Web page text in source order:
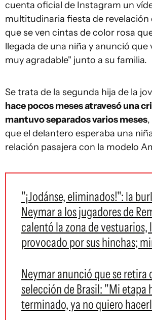
cuenta oficial de Instagram un
multitudinaria fiesta de revelación
que se ven cintas de color rosa
llegada de una niña y anunció que
muy agradable" junto a su familia.
Se trata de la segunda hija de la
hace pocos meses atravesó una
mantuvo separados varios meses
que el delantero esperaba una
relación pasajera con la modelo
"¡Jodánse, eliminados!": la
Neymar a los jugadores de
calentó la zona de vestuarios,
provocado por sus hinchas;
Neymar anunció que se retira
selección de Brasil: "Mi etapa
terminado, ya no quiero